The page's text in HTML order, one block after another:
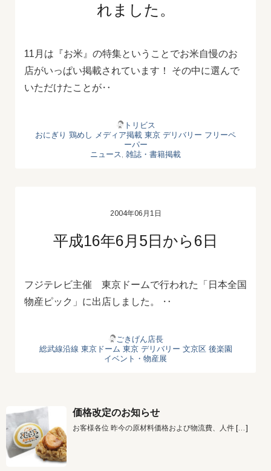
れました。
11月は『お米』の特集ということでお米自慢のお
店がいっぱい掲載されています！ その中に選んで
いただけたことが‥
トリビス
おにぎり 鶏めし メディア掲載 東京 デリバリー フリーペ
ーパー
ニュース 雑誌・書籍掲載
2004年06月1日
平成16年6月5日から6日
フジテレビ主催 東京ドームで行われた「日本全国
物産ピック」に出店しました。 ‥
ごきげん店長
総武線沿線 東京ドーム 東京 デリバリー 文京区 後楽園
イベント・物産展
価格改定のお知らせ
お客様各位 昨今の原材料価格および物流費、人件 […]